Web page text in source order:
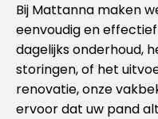
Bij Mattanna maken
eenvoudig en
dagelijks onderhoud,
storingen, of het
renovatie, onze
ervoor dat uw pand